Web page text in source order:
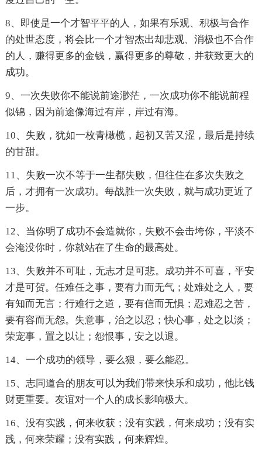
8、即使是一个才智平平的人，如果有乐观、积极与合作
的处世态度，将会比一个才智杰出却悲观、消极也不合作
的人，赚得更多的金钱，赢得更多的尊敬，并获致更大的
成功。
9、一次失败你不能说前途渺茫，一次成功你不能说前程
似锦，因为前途像海过有岸，岸过有海。
10、失败，犹如一枚青橄榄，起初又苦又涩，最后是持续
的甘甜。
11、失败一次不等于一生都失败，但往住在多次失败之
后，才拥有一次成功。每战胜一次失败，就与成功更近了
一步。
12、当你明了成功不会造就你，失败不会击垮你，平淡不
会淹没你时，你就站在了生命的最高处。
13、失败并不可耻，无志才是可悲。成功并不可喜，平安
才是可贺。任难任之事，要有力而无气；处难处之人，要
有知而无言；行难行之道，要有信而无惧；忍难忍之苦，
要有容而无怨。失意事，治之以忍；快心事，处之以淡；
荣宠事，置之以让；怨恨事，安之以退。
14、一个成功的领导，要么狠，要么能忍。
15、志同道合的朋友可以为我们带来快乐和成功，他比钱
财更重要。友谊对一个人的成长影响极大。
16、没有实践，何来收获；没有实践，何来成功；没有实
践，何来荣耀；没有实践，何来辉煌。